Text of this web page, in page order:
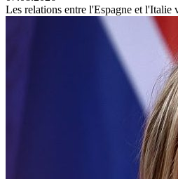
Les relations entre l'Espagne et l'Italie